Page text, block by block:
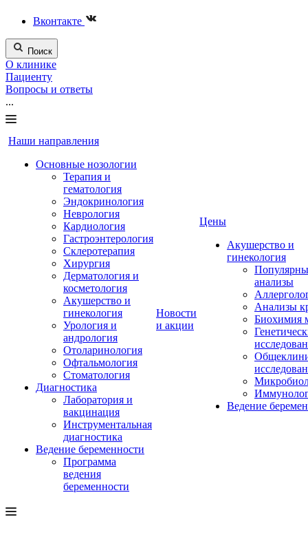
Вконтакте
Поиск
О клинике
Пациенту
Вопросы и ответы
...
Наши направления
Основные нозологии
Терапия и
гематология
Эндокринология
Неврология
Кардиология
Гастроэнтерология
Склеротерапия
Хирургия
Дерматология и
косметология
Акушерство и
гинекология
Урология и
андрология
Отоларинология
Офтальмология
Стоматология
Диагностика
Лаборатория и
вакцинация
Инструментальная
диагностика
Ведение беременности
Программа
ведения
беременности
Новости
и акции
Цены
Акушерство и
гинекология
анализы
Анализы
Биохимия
Ведение